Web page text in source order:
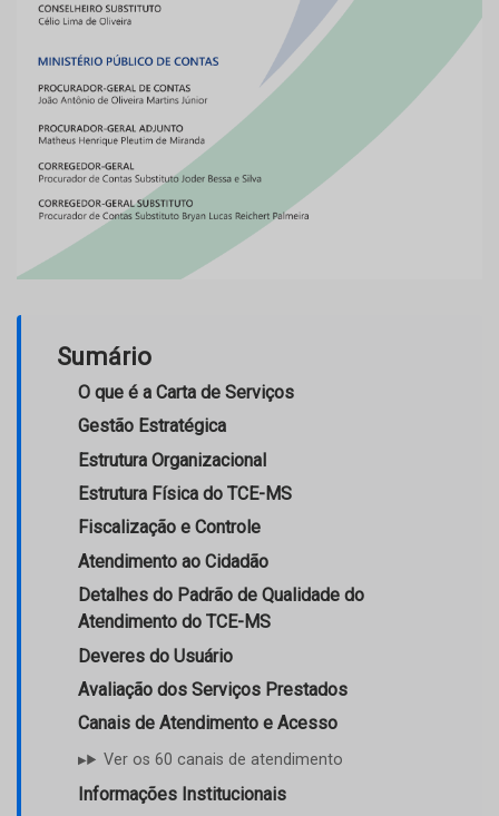
Sumário
O que é a Carta de Serviços
Gestão Estratégica
Estrutura Organizacional
Estrutura Física do TCE-MS
Fiscalização e Controle
Atendimento ao Cidadão
Detalhes do Padrão de Qualidade do
Atendimento do TCE-MS
Deveres do Usuário
Avaliação dos Serviços Prestados
Canais de Atendimento e Acesso
Ver os 60 canais de atendimento
Informações Institucionais